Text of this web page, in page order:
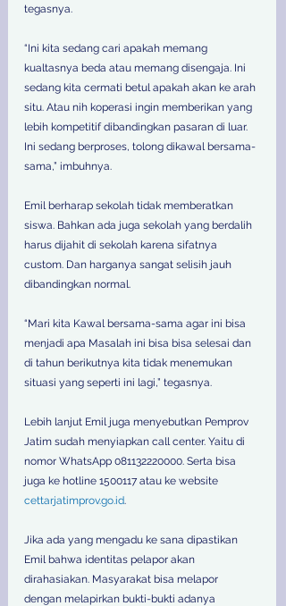
tegasnya.
“Ini kita sedang cari apakah memang
kualtasnya beda atau memang disengaja. Ini
sedang kita cermati betul apakah akan ke arah
situ. Atau nih koperasi ingin memberikan yang
lebih kompetitif dibandingkan pasaran di luar.
Ini sedang berproses, tolong dikawal bersama-
sama,” imbuhnya.
Emil berharap sekolah tidak memberatkan
siswa. Bahkan ada juga sekolah yang berdalih
harus dijahit di sekolah karena sifatnya
custom. Dan harganya sangat selisih jauh
dibandingkan normal.
“Mari kita Kawal bersama-sama agar ini bisa
menjadi apa Masalah ini bisa bisa selesai dan
di tahun berikutnya kita tidak menemukan
situasi yang seperti ini lagi,” tegasnya.
Lebih lanjut Emil juga menyebutkan Pemprov
Jatim sudah menyiapkan call center. Yaitu di
nomor WhatsApp 081132220000. Serta bisa
juga ke hotline 1500117 atau ke website
cettarjatimprov.go.id
Jika ada yang mengadu ke sana dipastikan
Emil bahwa identitas pelapor akan
dirahasiakan. Masyarakat bisa melapor
dengan melapirkan bukti-bukti adanya